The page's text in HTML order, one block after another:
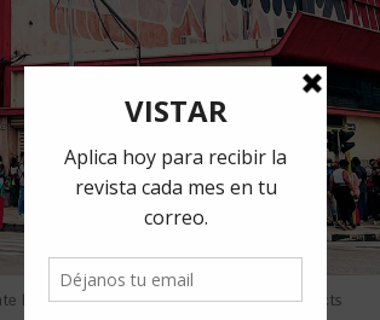
la venta de entradas. Foto: @jazzvilaprojects